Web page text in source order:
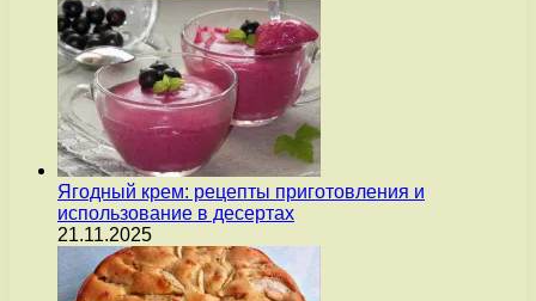
Ягодный крем: рецепты приготовления и
использование в десертах
21.11.2025